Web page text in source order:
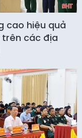
cao hiệu quả
các địa